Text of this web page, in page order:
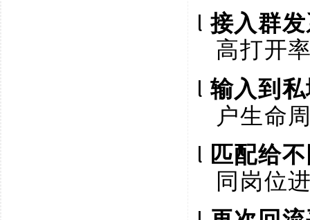
l接入群
高打开
l 输入到
户生命
l 匹配给
同岗位